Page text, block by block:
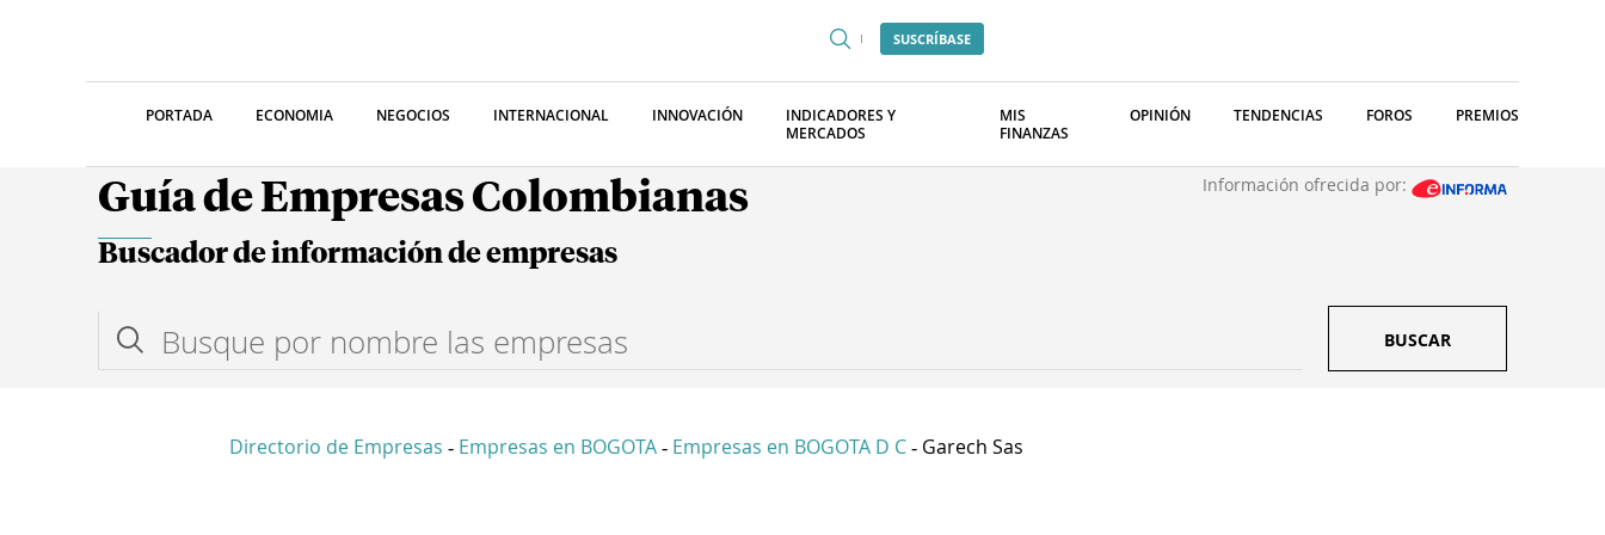
SUSCRÍBASE
PORTADA ECONOMIA NEGOCIOS INTERNACIONAL INNOVACIÓN
INDICADORES Y
MERCADOS
MIS
FINANZAS
OPINIÓN TENDENCIAS FOROS PREMIOS
Guía de Empresas Colombianas Información ofrecida por:
Buscador de información de empresas
BUSCAR
Directorio de Empresas - Empresas en BOGOTA - Empresas en BOGOTA D C - Garech Sas